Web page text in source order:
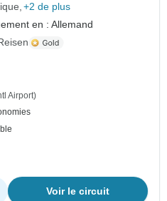
+2 de plus
en : Allemand
Airport)
Voir le circuit